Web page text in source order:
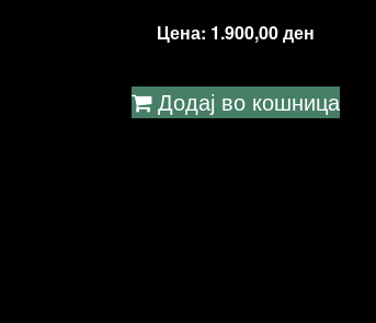
Цена: 1.900,00ден
Додај во кошница